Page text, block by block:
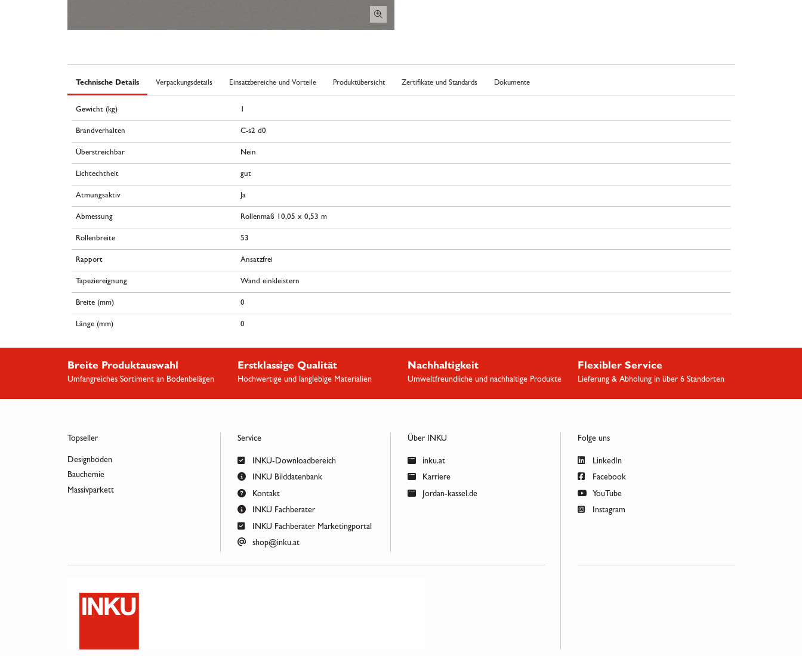
Technische Details Verpackungsdetails Einsatzbereiche und Vorteile Produktübersicht Zertifikate und Standards Dokumente
Gewicht (kg)
Brandverhalten C-s2 d0
Überstreichbar Nein
Lichtechtheit gut
Atmungsaktiv Ja
Abmessung Rollenmaß 10,05 x 0,53 m
Rollenbreite 53
Rapport Ansatzfrei
Tapeziereignung Wand einkleistern
Breite (mm) 0
Länge (mm) 0
Breite Produktauswahl
Umfangreiches Sortiment an Bodenbelägen
Erstklassige Qualität
Hochwertige und langlebige Materialien
Nachhaltigkeit
Umweltfreundliche und nachhaltige Produkte
Flexibler Service
Lieferung & Abholung in über 6 Standorten
Topseller
Designböden
Bauchemie
Massivparkett
Service
INKU-Downloadbereich
INKU Bilddatenbank
Kontakt
INKU Fachberater
INKU Fachberater Marketingportal
shop@inku.at
Über INKU
inku.at
Karriere
Jordan-kassel.de
Folge uns
LinkedIn
Facebook
YouTube
Instagram